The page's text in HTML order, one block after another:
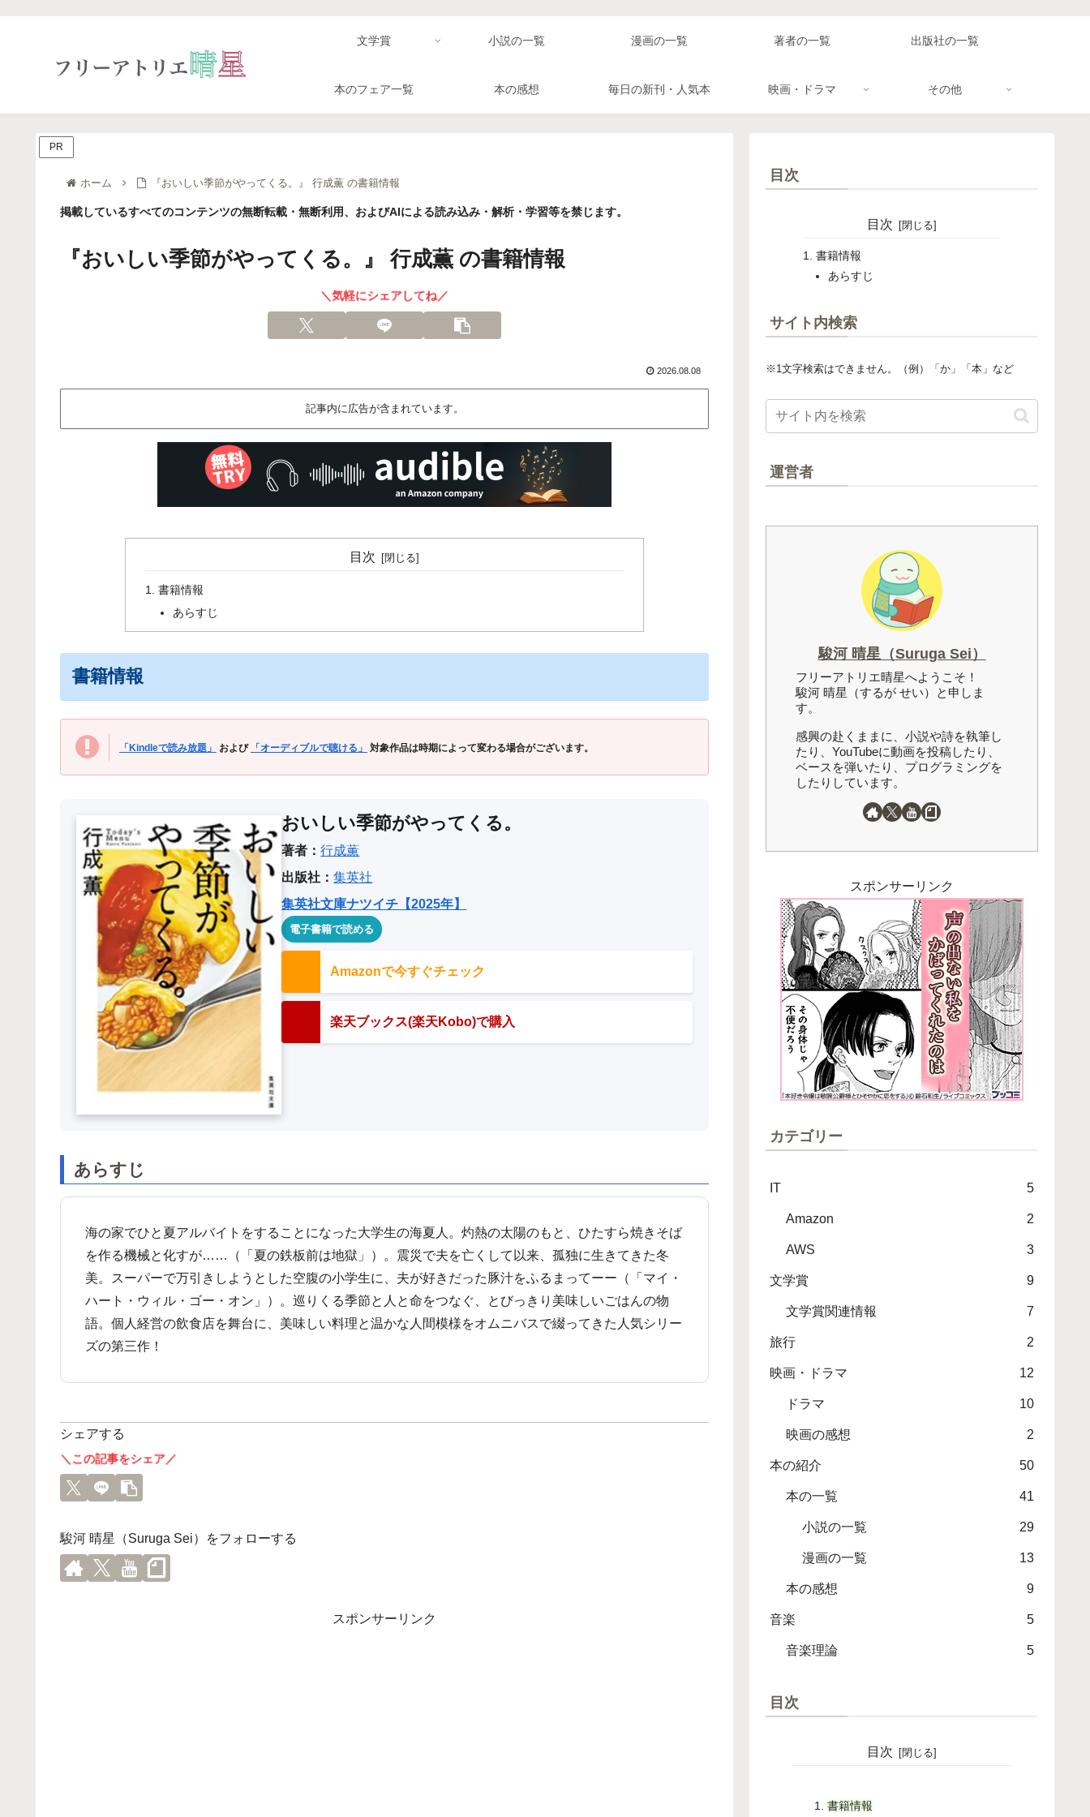
文学賞 小説の一覧 漫画の一覧 著者の一覧 出版社の一覧
本のフェア一覧 本の感想 毎日の新刊・人気本 映画・ドラマ その他
ホーム 『おいしい季節がやってくる。』 行成薫 の書籍情報
掲載しているすべてのコンテンツの無断転載・無断利用、およびAIによる読み込み・解析・学習等を禁じます。
『おいしい季節がやってくる。』 行成薫 の書籍情報
＼気軽にシェアしてね／
2026.08.08
記事内に広告が含まれています。
PR
目次
書籍情報
あらすじ
書籍情報
「Kindleで読み放題」 および 「オーディブルで聴ける」 対象作品は時期によって変わる場合がございます。
おいしい季節がやってくる。
著者：行成薫
出版社：集英社
集英社文庫ナツイチ【2025年】
電子書籍で読める
Amazonで今すぐチェック
楽天ブックス(楽天Kobo)で購入
あらすじ
海の家でひと夏アルバイトをすることになった大学生の海夏人。灼熱の太陽のもと、ひたすら焼きそば
を作る機械と化すが……（「夏の鉄板前は地獄」）。震災で夫を亡くして以来、孤独に生きてきた冬
美。スーパーで万引きしようとした空腹の小学生に、夫が好きだった豚汁をふるまってーー（「マイ・
ハート・ウィル・ゴー・オン」）。巡りくる季節と人と命をつなぐ、とびっきり美味しいごはんの物
語。個人経営の飲食店を舞台に、美味しい料理と温かな人間模様をオムニバスで綴ってきた人気シリー
ズの第三作！
シェアする
＼この記事をシェア／
駿河 晴星（Suruga Sei）をフォローする
スポンサーリンク
目次
目次
書籍情報
あらすじ
サイト内検索
※1文字検索はできません。（例）「か」「本」など
運営者
駿河 晴星（Suruga Sei）
フリーアトリエ晴星へようこそ！
駿河 晴星（するが せい）と申しま
す。
感興の赴くままに、小説や詩を執筆し
たり、YouTubeに動画を投稿したり、
ベースを弾いたり、プログラミングを
したりしています。
スポンサーリンク
カテゴリー
IT 5
Amazon 2
AWS 3
文学賞 9
文学賞関連情報 7
旅行 2
映画・ドラマ 12
ドラマ 10
映画の感想 2
本の紹介 50
本の一覧 41
小説の一覧 29
漫画の一覧 13
本の感想 9
音楽 5
音楽理論 5
目次
目次
書籍情報